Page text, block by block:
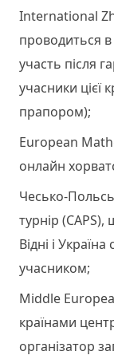
International
проводиться в
участь після
учасники цієї
прапором);
European
онлайн
Чесько-
турнір
Відні і
учасником;
Middle
країнами
організатор